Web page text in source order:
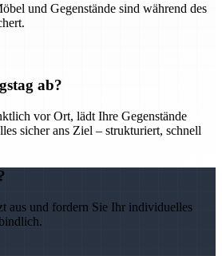
und Gegenstände sind während des
ab?
vor Ort, lädt Ihre Gegenstände
sicher ans Ziel – strukturiert, schnell
aus und fordern Sie Ihr individuelles